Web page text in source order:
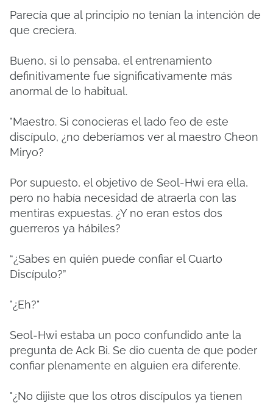
Parecía que al principio no tenían la intención de
que creciera.
Bueno, si lo pensaba, el entrenamiento
definitivamente fue significativamente más
anormal de lo habitual.
"Maestro. Si conocieras el lado feo de este
discípulo, ¿no deberíamos ver al maestro Cheon
Miryo?
Por supuesto, el objetivo de Seol-Hwi era ella,
pero no había necesidad de atraerla con las
mentiras expuestas. ¿Y no eran estos dos
guerreros ya hábiles?
“¿Sabes en quién puede confiar el Cuarto
Discípulo?”
"¿Eh?"
Seol-Hwi estaba un poco confundido ante la
pregunta de Ack Bi. Se dio cuenta de que poder
confiar plenamente en alguien era diferente.
"¿No dijiste que los otros discípulos ya tienen